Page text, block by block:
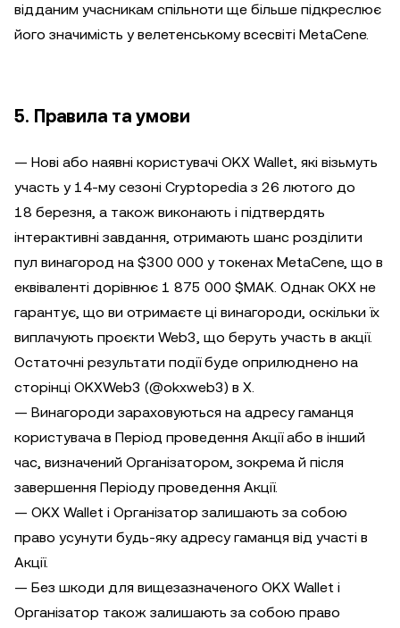
відданим учасникам спільноти ще більше підкреслює
його значимість у велетенському всесвіті MetaCene.
5. Правила та умови
— Нові або наявні користувачі OKX Wallet, які візьмуть
участь у 14-му сезоні Cryptopedia з 26 лютого до
18 березня, а також виконають і підтвердять
інтерактивні завдання, отримають шанс розділити
пул винагород на $300 000 у токенах MetaCene, що в
еквіваленті дорівнює 1 875 000 $MAK. Однак OKX не
гарантує, що ви отримаєте ці винагороди, оскільки їх
виплачують проєкти Web3, що беруть участь в акції.
Остаточні результати події буде оприлюднено на
сторінці OKXWeb3 (@okxweb3) в X.
— Винагороди зараховуються на адресу гаманця
користувача в Період проведення Акції або в інший
час, визначений Організатором, зокрема й після
завершення Періоду проведення Акції.
— OKX Wallet і Організатор залишають за собою
право усунути будь-яку адресу гаманця від участі в
Акції.
— Без шкоди для вищезазначеного OKX Wallet і
Організатор також залишають за собою право